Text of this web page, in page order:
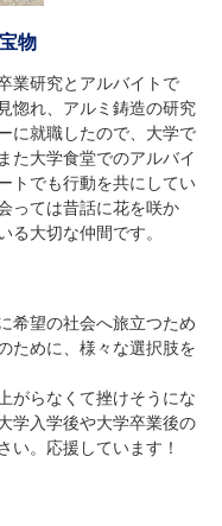
物
業研究とアルバイトで
惚れ、アルミ鋳造の研究
に就職したので、大学で
た大学食堂でのアルバイ
トでも行動を共にしてい
っては昔話に花を咲か
る大切な仲間です。
希望の社会へ旅立つため
ために、様々な選択肢を
がらなくて挫けそうにな
学入学後や大学卒業後の
い。応援しています！